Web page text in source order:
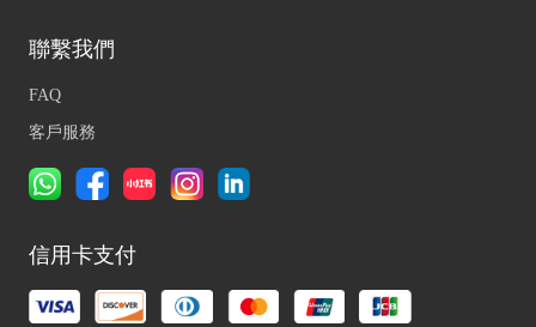
聯繫我們
FAQ
客戶服務
信用卡支付